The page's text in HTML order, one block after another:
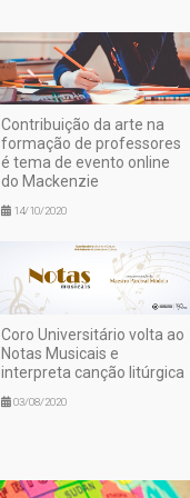
Contribuição da arte na
formação de professores
é tema de evento online
do Mackenzie
14/10/2020
Coro Universitário volta ao
Notas Musicais e
interpreta canção litúrgica
03/08/2020